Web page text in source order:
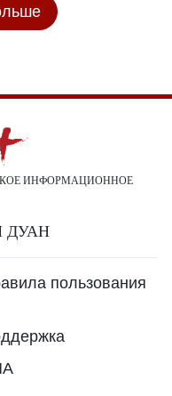
ИНФОРМАЦИОННОЕ
ДУАН
пользования